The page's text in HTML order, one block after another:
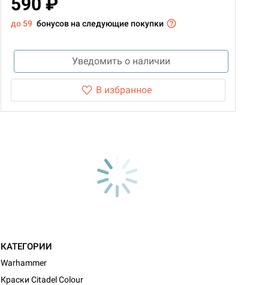
до 59 бонусов на следующие покупки
Уведомить о наличии
В избранное
КАТЕГОРИИ
Warhammer
Краски Citadel Colour